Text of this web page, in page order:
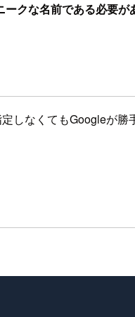
ークな名前である必要が
しなくてもGoogleが勝